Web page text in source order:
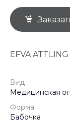
EFVA
Вид
Медицинская
Форма
Бабочка